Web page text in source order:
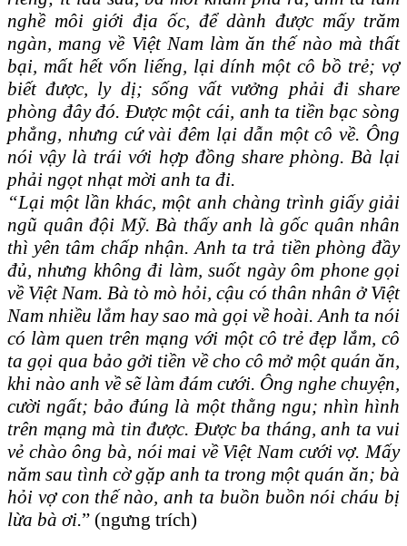
nghề môi giới địa ốc, để dành được mấy trăm
ngàn, mang về Việt Nam làm ăn thế nào mà thất
bại, mất hết vốn liếng, lại dính một cô bồ trẻ; vợ
biết được, ly dị; sống vất vưởng phải đi share
phòng đây đó. Được một cái, anh ta tiền bạc sòng
phẳng, nhưng cứ vài đêm lại dẫn một cô về. Ông
nói vậy là trái với hợp đồng share phòng. Bà lại
phải ngọt nhạt mời anh ta đi.
“Lại một lần khác, một anh chàng trình giấy giải
ngũ quân đội Mỹ. Bà thấy anh là gốc quân nhân
thì yên tâm chấp nhận. Anh ta trả tiền phòng đầy
đủ, nhưng không đi làm, suốt ngày ôm phone gọi
về Việt Nam. Bà tò mò hỏi, cậu có thân nhân ở Việt
Nam nhiều lắm hay sao mà gọi về hoài. Anh ta nói
có làm quen trên mạng với một cô trẻ đẹp lắm, cô
ta gọi qua bảo gởi tiền về cho cô mở một quán ăn,
khi nào anh về sẽ làm đám cưới. Ông nghe chuyện,
cười ngất; bảo đúng là một thằng ngu; nhìn hình
trên mạng mà tin được. Được ba tháng, anh ta vui
vẻ chào ông bà, nói mai về Việt Nam cưới vợ. Mấy
năm sau tình cờ gặp anh ta trong một quán ăn; bà
hỏi vợ con thế nào, anh ta buồn buồn nói cháu bị
lừa bà ơi.” (ngưng trích)